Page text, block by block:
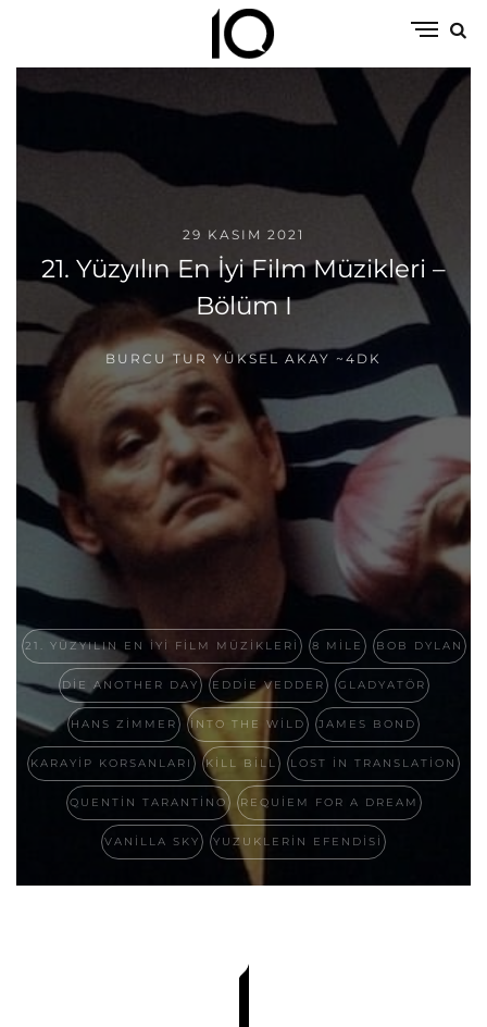
29 KASIM 2021
21. Yüzyılın En İyi Film Müzikleri –
Bölüm I
BURCU TUR YÜKSEL AKAY ~4DK
21. YÜZYILIN EN IYI FILM MÜZIKLERI 8 MILE BOB DYLAN
DIE ANOTHER DAY EDDIE VEDDER GLADYATÖR
HANS ZIMMER INTO THE WILD JAMES BOND
KARAYIP KORSANLARI KILL BILL LOST IN TRANSLATION
QUENTIN TARANTINO REQUIEM FOR A DREAM
VANILLA SKY YUZUKLERIN EFENDISI